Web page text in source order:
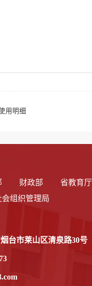
用明细
财政部
省教育厅
会组织管理局
台市莱山区清泉路30号